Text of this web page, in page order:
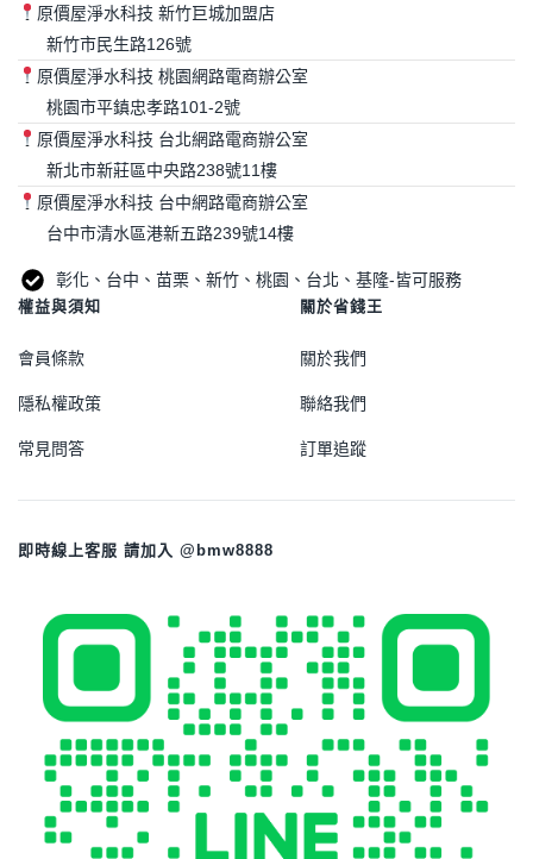
原價屋淨水科技 新竹巨城加盟店
新竹市民生路126號
原價屋淨水科技 桃園網路電商辦公室
桃園市平鎮忠孝路101-2號
原價屋淨水科技 台北網路電商辦公室
新北市新莊區中央路238號11樓
原價屋淨水科技 台中網路電商辦公室
台中市清水區港新五路239號14樓
彰化、台中、苗栗、新竹、桃園、台北、基隆-皆可服務
權益與須知
會員條款
隱私權政策
常見問答
關於省錢王
關於我們
聯絡我們
訂單追蹤
即時線上客服 請加入 @bmw8888